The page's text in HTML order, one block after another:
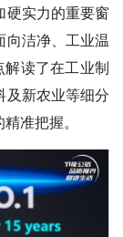
硬实力的重要窗
向洁净、工业温
读了在工业制
及新农业等细分
准把握。